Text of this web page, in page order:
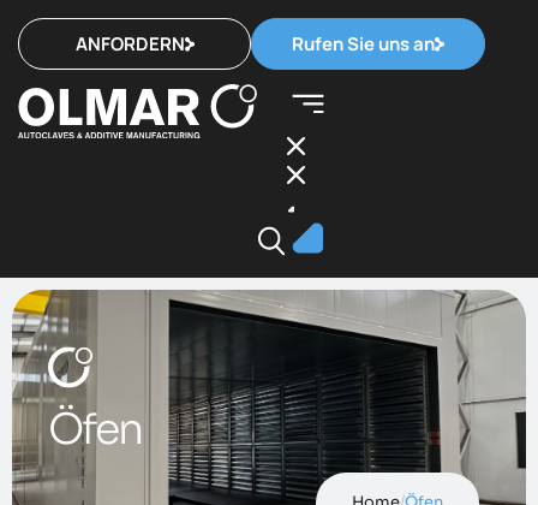
ANFORDERN Rufen Sie uns an
Öfen